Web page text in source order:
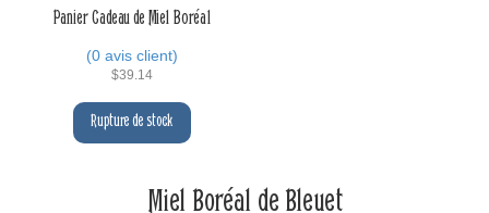
Panier Cadeau de Miel Boréal
(0 avis client)
$39.14
Rupture de stock
Miel Boréal de Bleuet